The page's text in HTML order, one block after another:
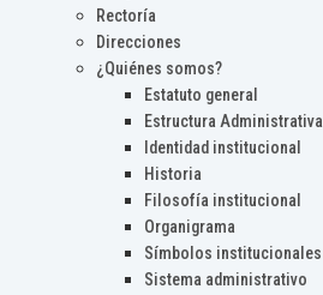
Rectoría
Direcciones
¿Quiénes somos?
Estatuto general
Estructura Administrativa
Identidad institucional
Historia
Filosofía institucional
Organigrama
Símbolos institucionales
Sistema administrativo